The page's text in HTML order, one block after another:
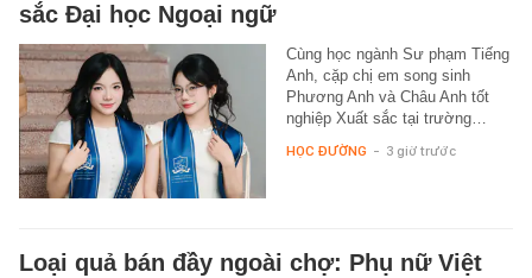
sắc Đại học Ngoại ngữ
Cùng học ngành Sư phạm Tiếng
Anh, cặp chị em song sinh
Phương Anh và Châu Anh tốt
nghiệp Xuất sắc tại trường…
HỌC ĐƯỜNG - 3 giờ trước
Loại quả bán đầy ngoài chợ: Phụ nữ Việt